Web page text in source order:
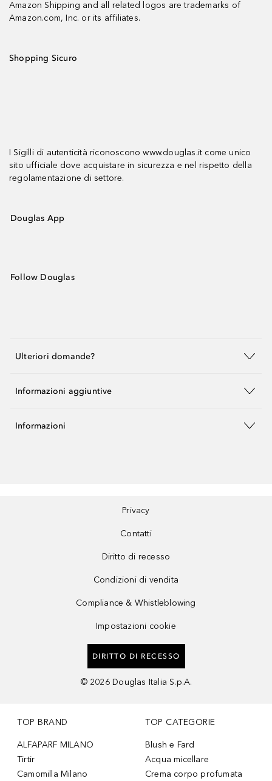
Amazon Shipping and all related logos are trademarks of
Amazon.com, Inc. or its affiliates.
Shopping Sicuro
I Sigilli di autenticità riconoscono www.douglas.it come unico
sito ufficiale dove acquistare in sicurezza e nel rispetto della
regolamentazione di settore.
Douglas App
Follow Douglas
Ulteriori domande?
Informazioni aggiuntive
Informazioni
Privacy
Contatti
Diritto di recesso
Condizioni di vendita
Compliance & Whistleblowing
Impostazioni cookie
DIRITTO DI RECESSO
© 2026 Douglas Italia S.p.A.
TOP BRAND
ALFAPARF MILANO
Tirtir
Camomilla Milano
TOP CATEGORIE
Blush e Fard
Acqua micellare
Crema corpo profumata